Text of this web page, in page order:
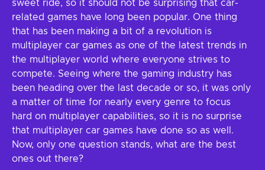
sweet ride, so it should not be surprising that car-
related games have long been popular. One thing
that has been making a bit of a revolution is
multiplayer car games as one of the latest trends in
the multiplayer world where everyone strives to
compete. Seeing where the gaming industry has
been heading over the last decade or so, it was only
a matter of time for nearly every genre to focus
hard on multiplayer capabilities, so it is no surprise
that multiplayer car games have done so as well.
Now, only one question stands, what are the best
ones out there?